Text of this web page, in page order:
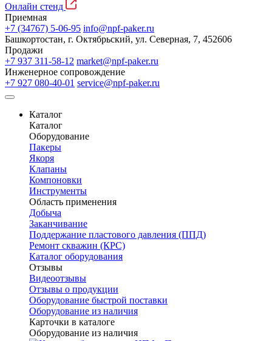
Онлайн стенд
Приемная
+7 (34767) 5-06-95 info@npf-paker.ru
Башкортостан, г. Октябрьский, ул. Северная, 7, 452606
Продажи
+7 937 311-58-12 market@npf-paker.ru
Инженерное сопровождение
+7 927 080-40-01 service@npf-paker.ru
Каталог
Каталог
Оборудование
Пакеры
Якоря
Клапаны
Компоновки
Инструменты
Область применения
Добыча
Заканчивание
Поддержание пластового давления (ППД)
Ремонт скважин (КРС)
Каталог оборудования
Отзывы
Видеоотзывы
Отзывы о продукции
Оборудование быстрой поставки
Оборудование из наличия
Карточки в каталоге
Оборудование из наличия